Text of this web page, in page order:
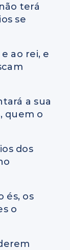
terá
se
ao rei, e
a sua
quem o
dos
és, os
o